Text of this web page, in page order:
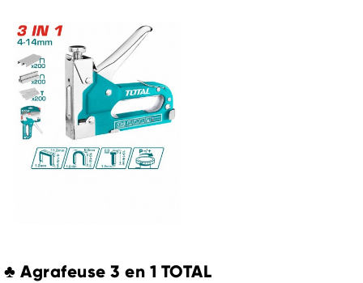
♣ Agrafeuse 3 en 1 TOTAL